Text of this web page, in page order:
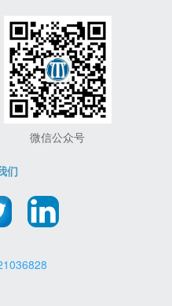
微信公众号
们